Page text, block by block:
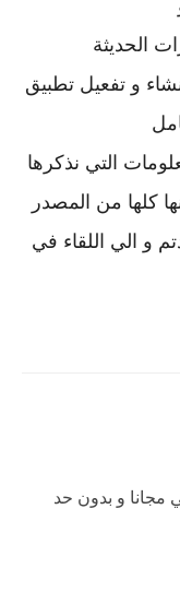
الحديثة
و تفعيل تطبيق
التي نذكرها
كلها من المصدر
و الي اللقاء في
مجانا و بدون حد